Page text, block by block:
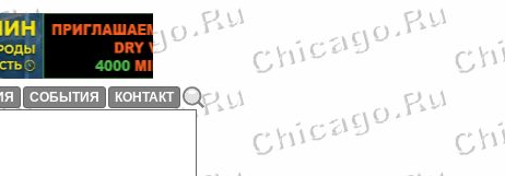
СОБЫТИЯ
КОНТАКТ